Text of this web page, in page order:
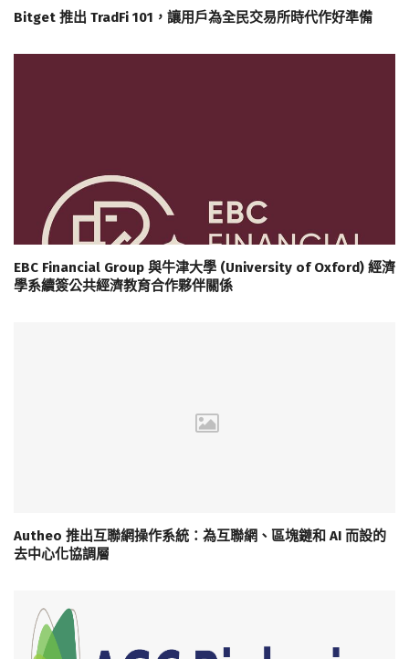
Bitget 推出 TradFi 101，讓用戶為全民交易所時代作好準備
EBC Financial Group 與牛津大學 (University of Oxford) 經濟
學系續簽公共經濟教育合作夥伴關係
Autheo 推出互聯網操作系統：為互聯網、區塊鏈和 AI 而設的
去中心化協調層